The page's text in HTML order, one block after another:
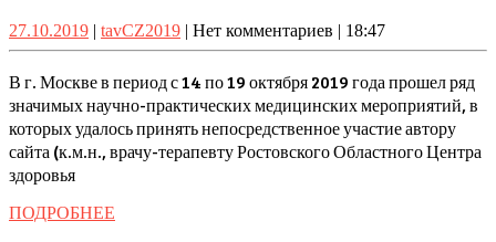
2-
я.
Обзор
форумов
и
27.10.201927.10.2019
| tavCZ2019tavCZ2019
| Нет комментариев | 18:47
В г. Москве в период с 14 по 19 октября 2019 года прошел ряд
значимых научно-практических медицинских мероприятий, в
которых удалось принять непосредственное участие автору
сайта (к.м.н., врачу-терапевту Ростовского Областного Центра
здоровья
ПОДРОБНЕЕ